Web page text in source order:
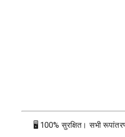
🖥 100% सुरक्षित। सभी